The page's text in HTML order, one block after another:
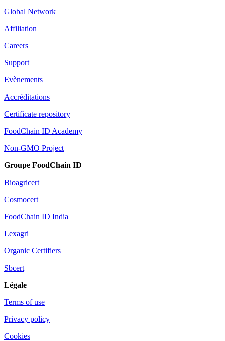
Global Network
Affiliation
Careers
Support
Evènements
Accréditations
Certificate repository
FoodChain ID Academy
Non-GMO Project
Groupe FoodChain ID
Bioagricert
Cosmocert
FoodChain ID India
Lexagri
Organic Certifiers
Sbcert
Légale
Terms of use
Privacy policy
Cookies